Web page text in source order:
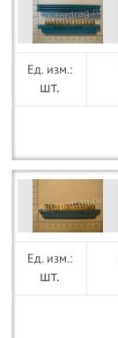
шт.
шт.